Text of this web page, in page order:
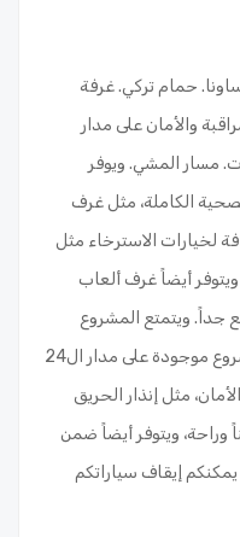
حمام تركي. غرفة
والأمان على مدار
مسار المشي. ويوفر
الكاملة، مثل غرف
لخيارات الاسترخاء مثل
ويتوفر أيضاً غرف ألعاب
ويتمتع المشروع
بخيارات الآمان، حيث تكون إدارة المشروع موجودة على مدار ال24
مثل إنذار الحريق
وراحة، ويتوفر أيضاً ضمن
إيقاف سياراتكم